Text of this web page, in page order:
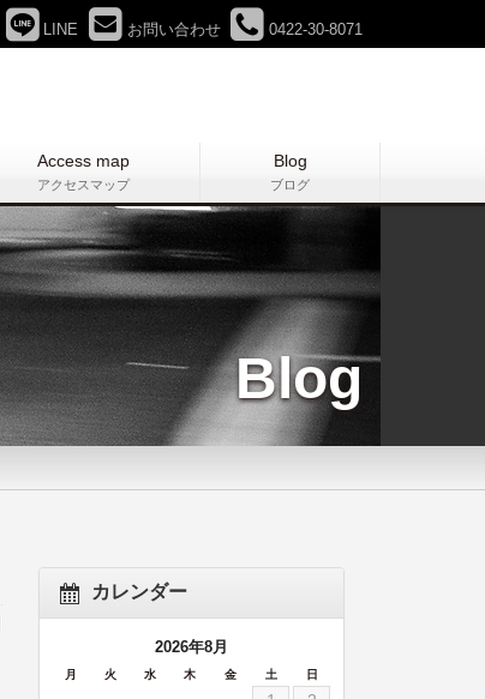
LINE お問い合わせ 0422-30-8071
Access map
アクセスマップ
Blog
ブログ
Blog
カレンダー
2026年8月
月 火 水 木 金 土 日